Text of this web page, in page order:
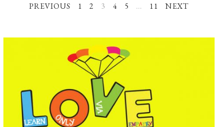
PREVIOUS 1 2 3 4 5 … 11 NEXT